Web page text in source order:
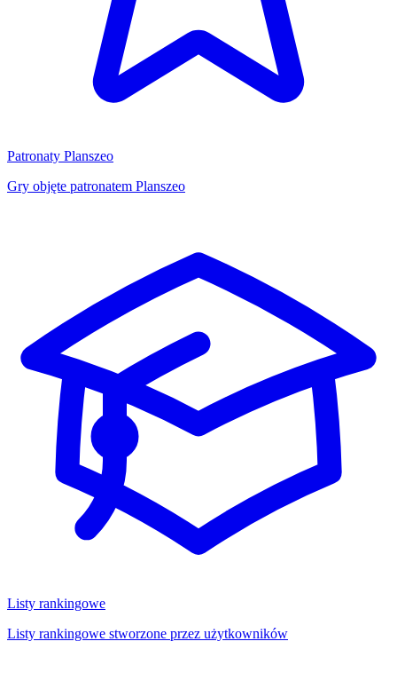
Patronaty Planszeo
Gry objęte patronatem Planszeo
Listy rankingowe
Listy rankingowe stworzone przez użytkowników